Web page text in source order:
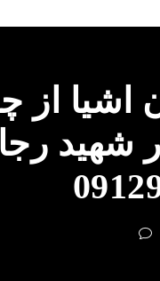
اشیا از
شهید